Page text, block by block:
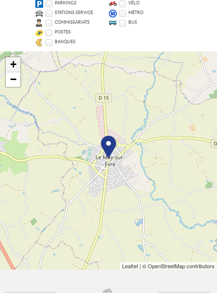
PARKINGS
STATIONS SERVICE
COMMISSARIATS
POSTES
BANQUES
VÉLO
MÉTRO
BUS
+
−
Leaflet | © OpenStreetMap contributors